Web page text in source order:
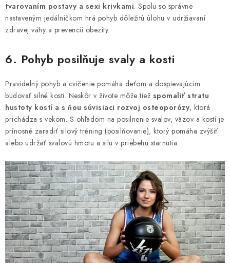
tvarovaním postavy a sexi krivkami. Spolu so správne
nastaveným jedálničkom hrá pohyb dôležitú úlohu v udržiavaní
zdravej váhy a prevencii obezity.
6. Pohyb posilňuje svaly a kosti
Pravidelný pohyb a cvičenie pomáha deťom a dospievajúcim
budovať silné kosti. Neskôr v živote môže tiež spomaliť stratu
hustoty kostí a s ňou súvisiaci rozvoj osteoporózy, ktorá
prichádza s vekom. S ohľadom na posilnenie svalov, väzov a kostí je
prínosné zaradiť silový tréning (posilňovanie), ktorý pomáha zvýšiť
alebo udržať svalovú hmotu a silu v priebehu starnutia.